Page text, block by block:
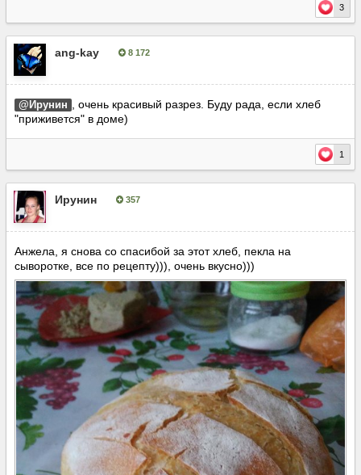
3
ang-kay 8 172
@Ирунин
, очень красивый разрез. Буду рада, если хлеб
"приживется" в доме)
1
Ирунин 357
Анжела, я снова со спасибой за этот хлеб, пекла на
сыворотке, все по рецепту))), очень вкусно)))